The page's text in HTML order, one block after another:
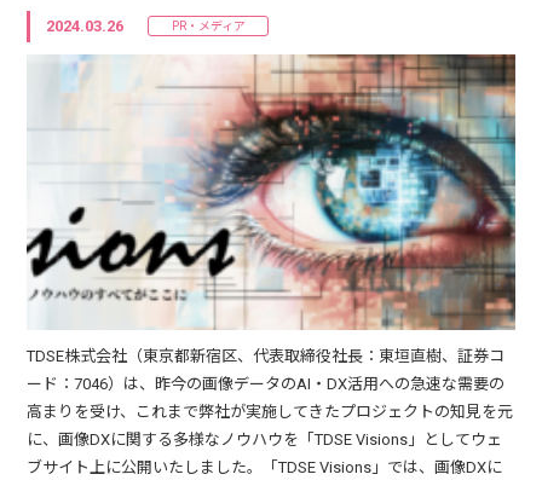
2024.03.26 PR・メディア
TDSE株式会社（東京都新宿区、代表取締役社長：東垣直樹、証券コ
ード：7046）は、昨今の画像データのAI・DX活用への急速な需要の
高まりを受け、これまで弊社が実施してきたプロジェクトの知見を元
に、画像DXに関する多様なノウハウを「TDSE Visions」としてウェ
ブサイト上に公開いたしました。「TDSE Visions」では、画像DXに